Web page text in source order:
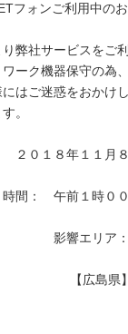
フォンご利用中の
り弊社サービスをご
ワーク機器保守の為
にはご迷惑をおかけ
す。
２０１８年１１月
時間：　午前１時０
エリア：　下記
島県】　